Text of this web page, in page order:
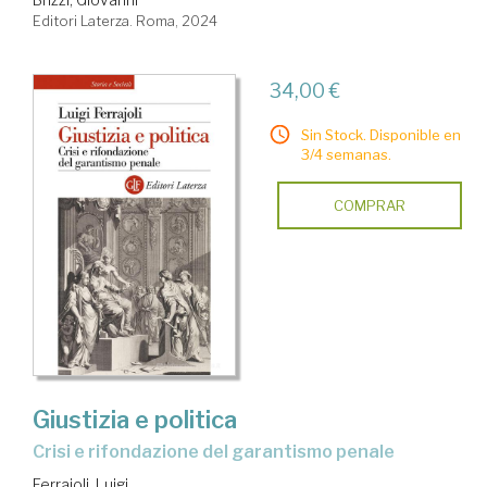
Editori Laterza. Roma, 2024
34,00 €
Sin Stock. Disponible en
3/4 semanas.
COMPRAR
Giustizia e politica
Crisi e rifondazione del garantismo penale